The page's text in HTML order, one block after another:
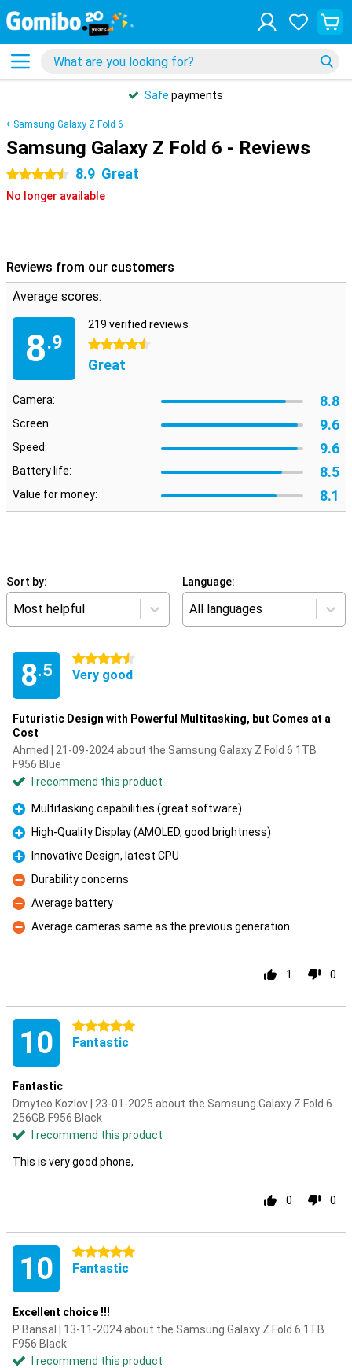
Safe payments
Samsung Galaxy Z Fold 6
Samsung Galaxy Z Fold 6 - Reviews
4.5 stars 8.9 Great
No longer available
Reviews from our customers
Average scores:
8.9
219 verified reviews
4.5 stars
Great
Camera: 8.8
Screen: 9.6
Speed: 9.6
Battery life: 8.5
Value for money: 8.1
Sort by:
Most helpful
Language:
All languages
8.5
4.5 stars
Very good
Futuristic Design with Powerful Multitasking, but Comes at a
Cost
Ahmed | 21-09-2024 about the Samsung Galaxy Z Fold 6 1TB
F956 Blue
I recommend this product
Pro
Multitasking capabilities (great software)
Pro
High-Quality Display (AMOLED, good brightness)
Pro
Innovative Design, latest CPU
Con
Durability concerns
Con
Average battery
Con
Average cameras same as the previous generation
1 0
10 5 stars
Fantastic
Fantastic
Dmyteo Kozlov | 23-01-2025 about the Samsung Galaxy Z Fold 6
256GB F956 Black
I recommend this product
This is very good phone,
0 0
10 5 stars
Fantastic
Excellent choice !!!
P Bansal | 13-11-2024 about the Samsung Galaxy Z Fold 6 1TB
F956 Black
I recommend this product